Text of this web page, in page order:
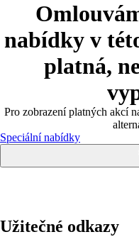
nabídky v
platná,
Pro zobrazení platných akcí
Speciální nabídky
Užitečné odkazy